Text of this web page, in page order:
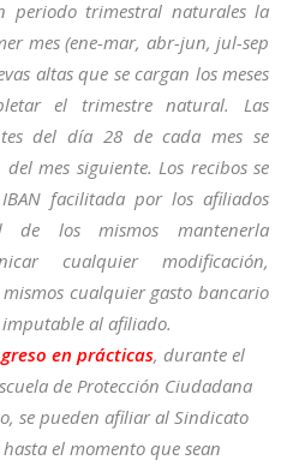
periodo trimestral naturales la
mes (ene-mar, abr-jun, jul-sep
altas que se cargan los meses
el trimestre natural. Las
del día 28 de cada mes se
mes siguiente. Los recibos se
facilitada por los afiliados
de los mismos mantenerla
cualquier modificación,
cualquier gasto bancario
al afiliado.
en prácticas, durante el
de Protección Ciudadana
se pueden afiliar al Sindicato
el momento que sean